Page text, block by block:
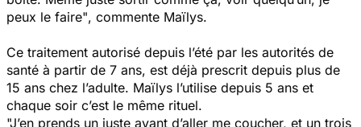
peux le faire", commente Maïlys.
Ce traitement autorisé depuis l’été par les autorités de
santé à partir de 7 ans, est déjà prescrit depuis plus de
15 ans chez l’adulte. Maïlys l’utilise depuis 5 ans et
chaque soir c’est le même rituel.
"J’en prends un juste avant d’aller me coucher, et un trois